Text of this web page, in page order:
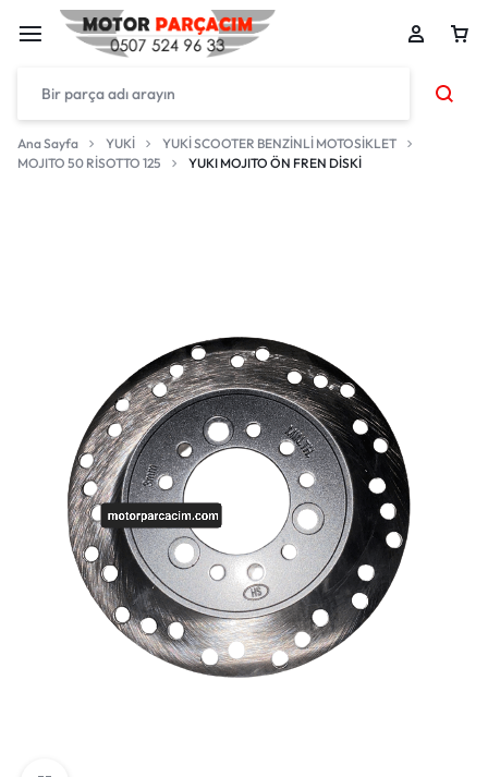
Ana Sayfa YUKİ
YUKİ SCOOTER BENZİNLİ MOTOSİKLET
MOJITO 50 RİSOTTO 125
YUKI MOJITO ÖN FREN DİSKİ